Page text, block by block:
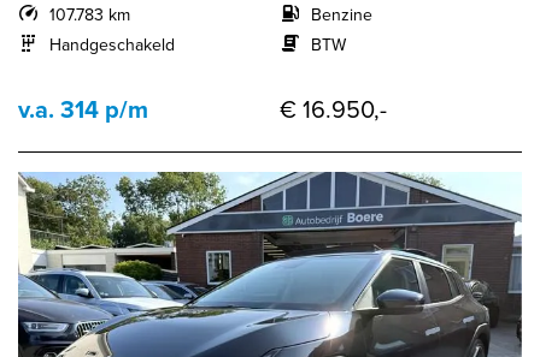
107.783 km
Handgeschakeld
Benzine
BTW
v.a. 314 p/m € 16.950,-